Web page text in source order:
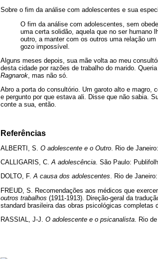
Sobre o fim da análise com adolescentes e sua
O fim da análise com adolescentes, sem
uma certa solidão, aquela que no ser humano
outro, a manter com os outros uma relação
gozo impossível.
Alguns meses depois, sua mãe volta ao meu
desta cidade por razões de trabalho do marido.
Ragnarok, mas não só.
Abro a porta do consultório. Um garoto alto e magro,
e pergunto por que estava ali. Disse que não sabia.
conte a sua, então.
Referências
ALBERTI, S. O adolescente e o Outro . Rio de
CALLIGARIS, C.A adolescência. São Paulo:
DOLTO, F.A causa dos adolescentes. Rio de
FREUD, S. Recomendações aos médicos que
outros trabalhos (1911-1913). Direção-geral da
standard brasileira das obras psicológicas
RASSIAL, J-J. O adolescente e o psicanalista . Rio